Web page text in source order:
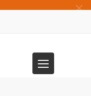
×
Toggle
navigation